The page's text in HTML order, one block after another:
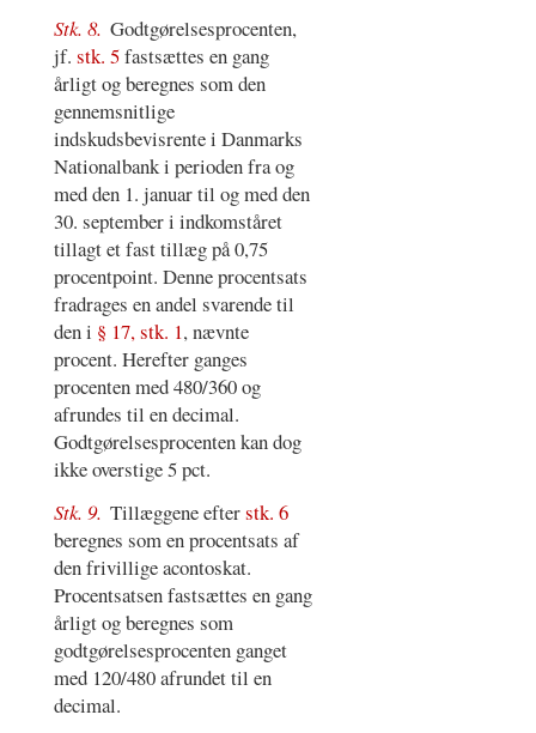
Stk. 8. Godtgørelsesprocenten,
jf. stk. 5fastsættes en gang
årligt og beregnes som den
gennemsnitlige
indskudsbevisrente i Danmarks
Nationalbank i perioden fra og
med den 1. januar til og med den
30. september i indkomståret
tillagt et fast tillæg på 0,75
procentpoint. Denne procentsats
fradrages en andel svarende til
den i § 17, stk. 1, nævnte
procent. Herefter ganges
procenten med 480/360 og
afrundes til en decimal.
Godtgørelsesprocenten kan dog
ikke overstige 5 pct.
Stk. 9. Tillæggene efterstk. 6
beregnes som en procentsats af
den frivillige acontoskat.
Procentsatsen fastsættes en gang
årligt og beregnes som
godtgørelsesprocenten ganget
med 120/480 afrundet til en
decimal.